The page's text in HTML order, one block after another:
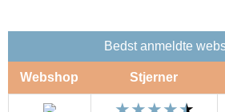
Bedst anmeldte
Webshop Stjerner